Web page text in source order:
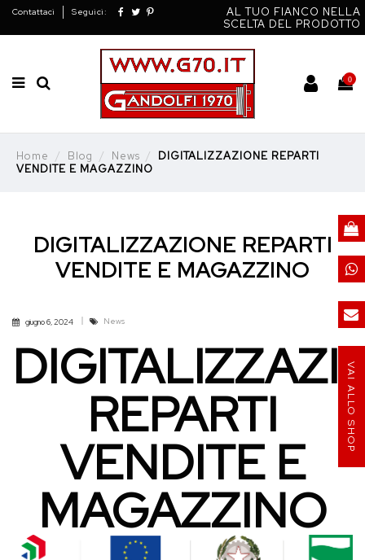
Contattaci Seguici:
AL TUO FIANCO NELLA
SCELTA DEL PRODOTTO
0
Home Blog News
DIGITALIZZAZIONE REPARTI
VENDITE E MAGAZZINO
DIGITALIZZAZIONE REPARTI
VENDITE E MAGAZZINO
giugno 6, 2024 News
REPARTI
VENDITE E
MAGAZZINO
VAI ALLO SHOP